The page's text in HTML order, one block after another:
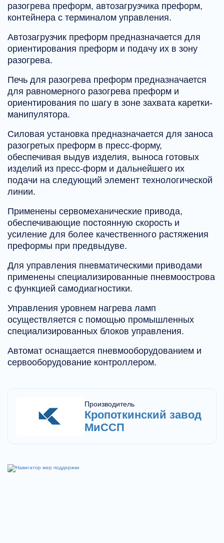
разогрева преформ, автозагрузчика преформ,
контейнера с терминалом управления.
Автозагрузчик преформ предназначается для
ориентирования преформ и подачу их в зону
разогрева.
Печь для разогрева преформ предназначается
для равномерного разогрева преформ и
ориентирования по шагу в зоне захвата каретки-
манипулятора.
Силовая установка предназначается для заноса
разогретых преформ в пресс-форму,
обеспечивая выдув изделия, выноса готовых
изделий из пресс-форм и дальнейшего их
подачи на следующий элемент технологической
линии.
Применены сервомеханические привода,
обеспечивающие постоянную скорость и
усиление для более качественного растяжения
преформы при предвыдуве.
Для управления пневматическими приводами
применены специализированные пневмоострова
с функцией самодиагностики.
Управления уровнем нагрева ламп
осуществляется с помощью промышленных
специализированных блоков управления.
Автомат оснащается пневмооборудованием и
сервооборудование контроллером.
Производитель
Кропоткинский завод
МиССП